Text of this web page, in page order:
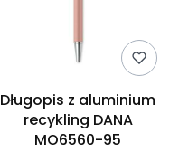
Długopis z aluminium
recykling DANA
MO6560-95